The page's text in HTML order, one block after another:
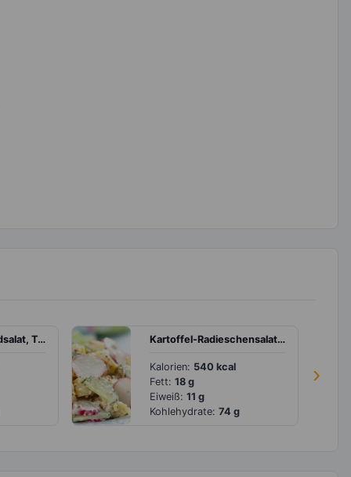
›
Körnerbrot mit Feldsalat, Tomate und Feta Kartoffel-Radieschensalat mit Gurke
Kalorien: 540 kcal
Fett: 18 g
Eiweiß: 11 g
Kohlehydrate: 74 g